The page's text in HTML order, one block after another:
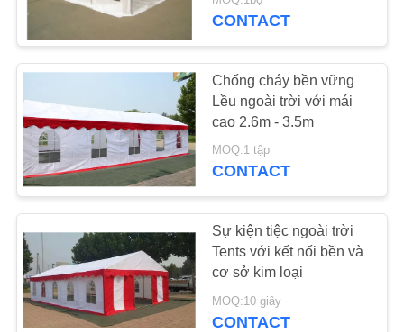
Gazebo Folding
Tent
22
Lều Cắm trại ngoài
trời
22
CONTACT
Chống cháy bền vững
Lều ngoài trời với mái
cao 2.6m - 3.5m
MOQ:1 tập
CONTACT
Sự kiện tiệc ngoài trời
Tents với kết nối bền và
cơ sở kim loại
MOQ:10 giây
CONTACT